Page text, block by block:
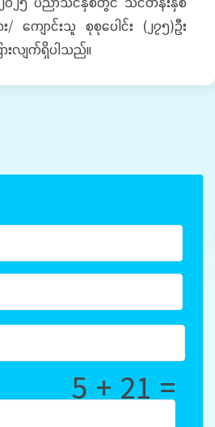
/ ကျောင်းသူ စုစုပေါင်း (၂၇၅)ဦး
လျက်ရှိပါသည်။
5 + 21 =